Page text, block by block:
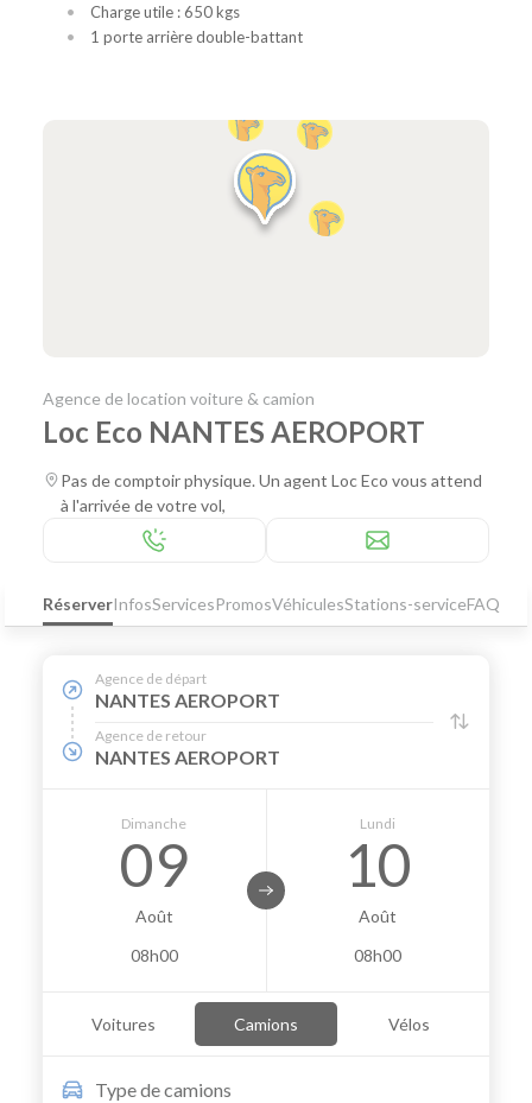
Charge utile : 650 kgs
1 porte arrière double-battant
Agence de location voiture & camion
Loc Eco NANTES AEROPORT
Pas de comptoir physique. Un agent Loc Eco vous attend
à l'arrivée de votre vol,
RéserverInfosServicesPromosVéhiculesStations-serviceFAQ
Agence de départ
NANTES AEROPORT
Agence de retour
NANTES AEROPORT
Dimanche
09
Août
08h00
Lundi
10
Août
08h00
Voitures Camions Vélos
Type decamions